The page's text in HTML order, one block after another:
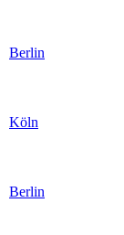
Berlin
Köln
Berlin